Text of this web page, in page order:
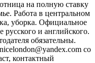
на полную ставку
Работа в центральном
уборка. Официальное
русского и английского.
обязательны.
со
контактный